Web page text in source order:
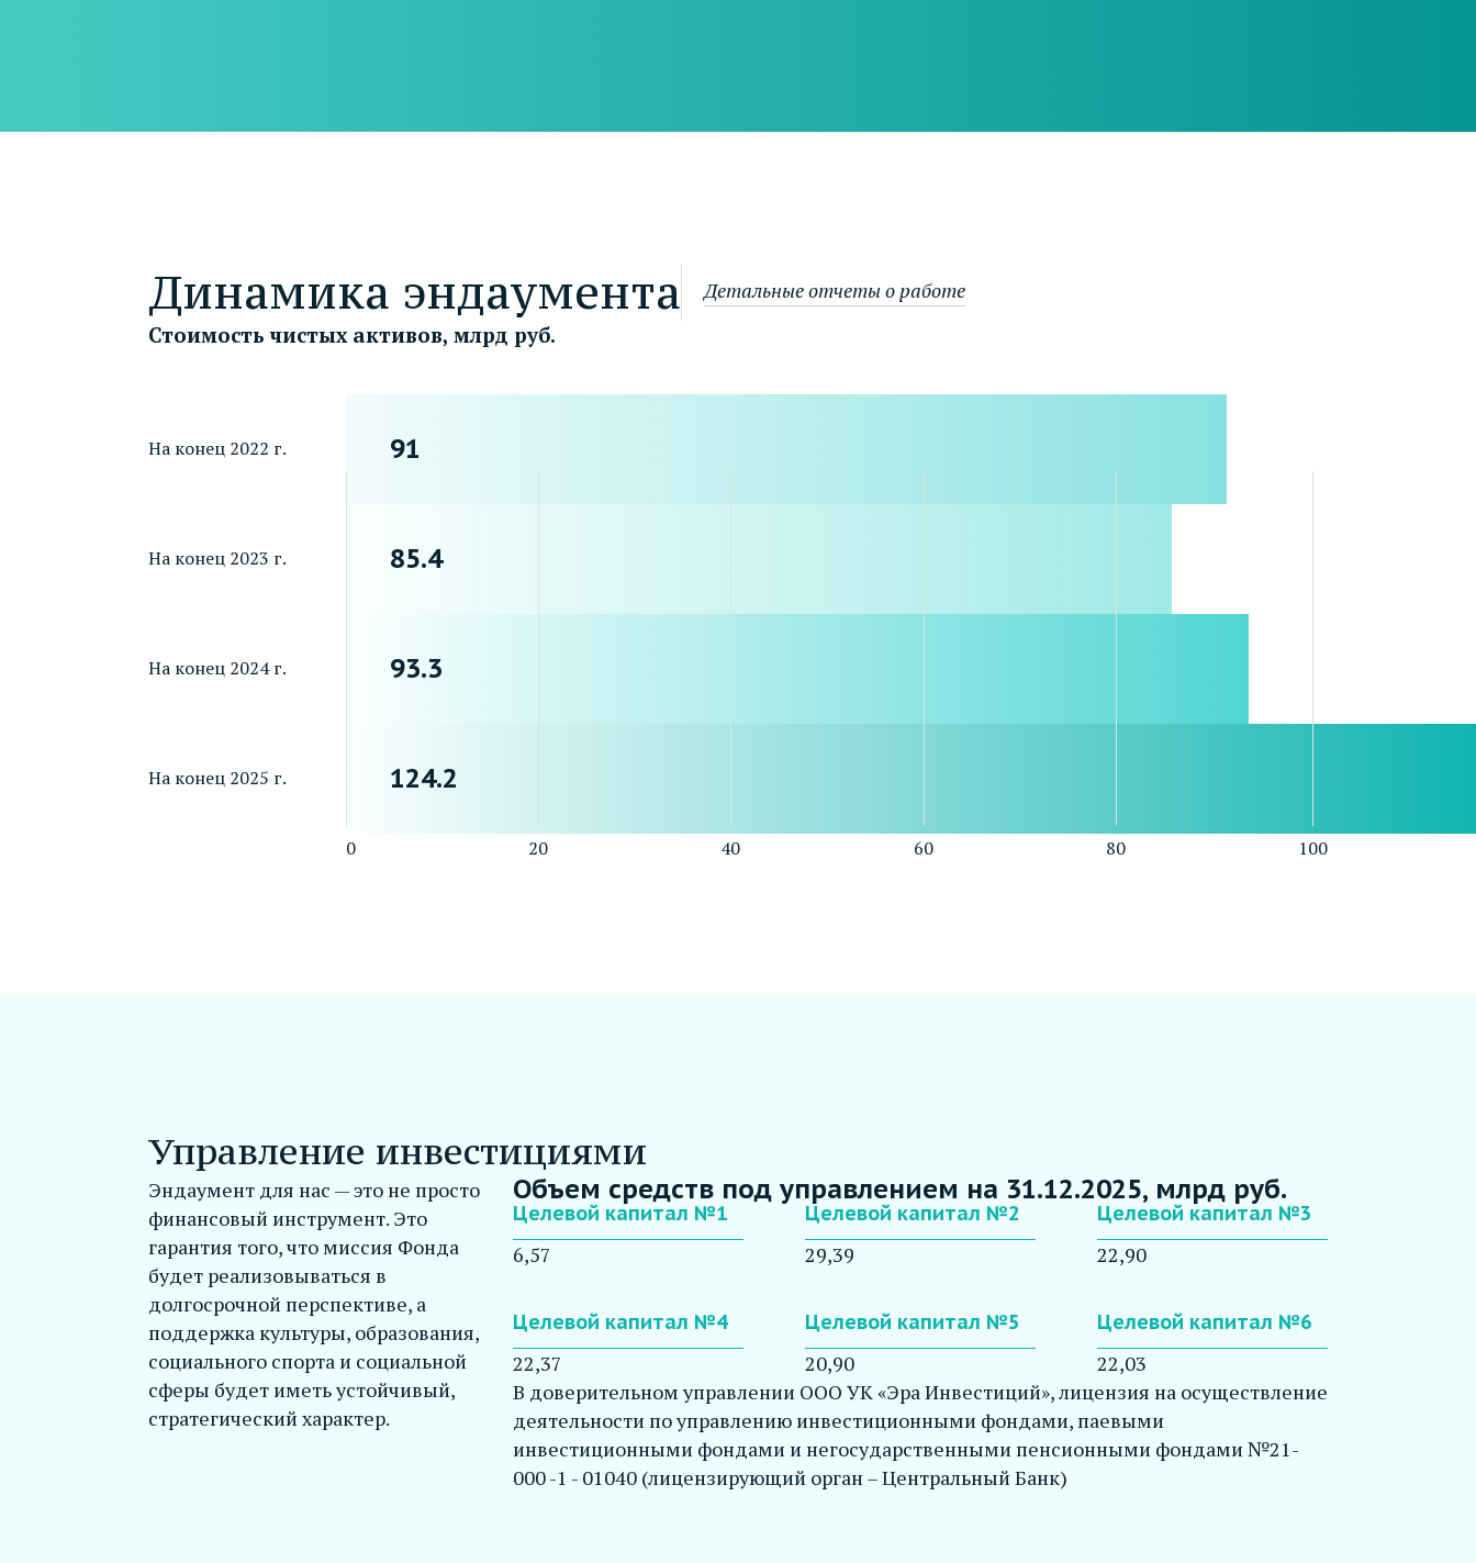
Динамика эндаумента
Детальные отчеты о работе
Стоимость чистых активов, млрд руб.
На конец 2022 г.
На конец 2023 г.
На конец 2024 г.
На конец 2025 г.
91
85.4
93.3
124.2
0 20 40 60 80 100
Управление инвестициями
Эндаумент для нас — это не просто
финансовый инструмент. Это
гарантия того, что миссия Фонда
будет реализовываться в
долгосрочной перспективе, а
поддержка культуры, образования,
социального спорта и социальной
сферы будет иметь устойчивый,
стратегический характер.
Объем средств под управлением на 31.12.2025, млрд руб.
Целевой капитал №1
6,57
Целевой капитал №2
29,39
Целевой капитал №3
22,90
Целевой капитал №4
22,37
Целевой капитал №5
20,90
Целевой капитал №6
22,03
В доверительном управлении ООО УК «Эра Инвестиций», лицензия на осуществление
деятельности по управлению инвестиционными фондами, паевыми
инвестиционными фондами и негосударственными пенсионными фондами №21-
000 -1 - 01040 (лицензирующий орган – Центральный Банк)